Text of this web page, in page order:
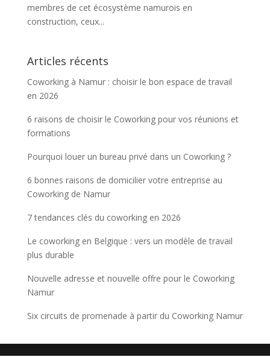
membres de cet écosystème namurois en
construction, ceux...
Articles récents
Coworking à Namur : choisir le bon espace de travail
en 2026
6 raisons de choisir le Coworking pour vos réunions et
formations
Pourquoi louer un bureau privé dans un Coworking ?
6 bonnes raisons de domicilier votre entreprise au
Coworking de Namur
7 tendances clés du coworking en 2026
Le coworking en Belgique : vers un modèle de travail
plus durable
Nouvelle adresse et nouvelle offre pour le Coworking
Namur
Six circuits de promenade à partir du Coworking Namur